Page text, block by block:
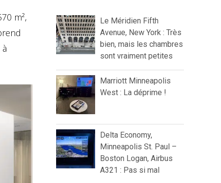
m²,
Le Méridien Fifth
Avenue, New York : Très
bien, mais les chambres
sont vraiment petites
Marriott Minneapolis
West : La déprime !
Delta Economy,
Minneapolis St. Paul –
Boston Logan, Airbus
A321 : Pas si mal